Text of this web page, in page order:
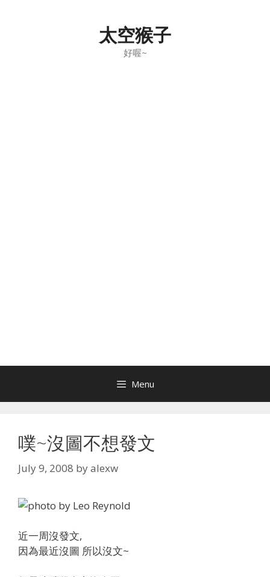
太空猴子
好喔~
Menu
噗~沒圖不想發文
July 9, 2008 byalexw
近一周沒發文,
因為最近沒圖 所以沒文~